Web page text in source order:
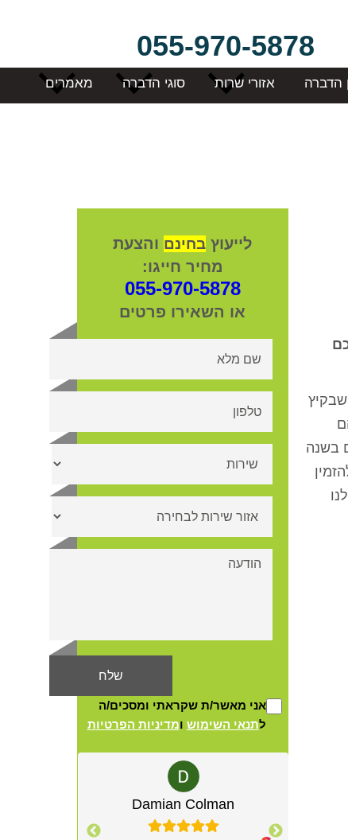
055-970-5878
הדברה אזורי שרות סוגי הדברה מאמרים
בשנה
לייעוץ בחינם והצעת
מחיר חייגו:
055-970-5878
או השאירו פרטים
אני מאשר/ת שקראתי ומסכים/ה
לתנאי השימוש ומדיניות הפרטיות
Damian Colman